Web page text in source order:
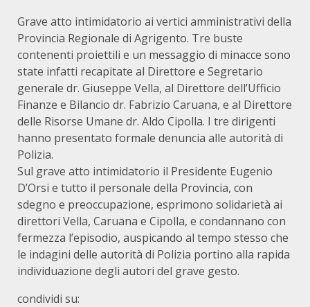
Grave atto intimidatorio ai vertici amministrativi della
Provincia Regionale di Agrigento. Tre buste
contenenti proiettili e un messaggio di minacce sono
state infatti recapitate al Direttore e Segretario
generale dr. Giuseppe Vella, al Direttore dell’Ufficio
Finanze e Bilancio dr. Fabrizio Caruana, e al Direttore
delle Risorse Umane dr. Aldo Cipolla. I tre dirigenti
hanno presentato formale denuncia alle autorità di
Polizia.
Sul grave atto intimidatorio il Presidente Eugenio
D’Orsi e tutto il personale della Provincia, con
sdegno e preoccupazione, esprimono solidarietà ai
direttori Vella, Caruana e Cipolla, e condannano con
fermezza l’episodio, auspicando al tempo stesso che
le indagini delle autorità di Polizia portino alla rapida
individuazione degli autori del grave gesto.
condividi su: